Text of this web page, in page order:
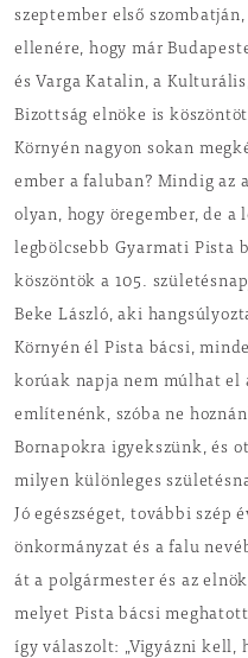
szeptember első
ellenére, hogy már
és Varga Katalin, a
Bizottság elnöke is
Környén nagyon sokan
ember a faluban? Mindig az
olyan, hogy öregember, de
legbölcsebb Gyarmati Pista
köszöntök a 105.
Beke László, aki
Környén él Pista bácsi,
korúak napja nem múlhat el
említenénk, szóba ne
Bornapokra igyekszünk, és
milyen különleges
Jó egészséget, további szép
önkormányzat és a falu
át a polgármester és az
melyet Pista bácsi
így válaszolt: „Vigyázni kell,